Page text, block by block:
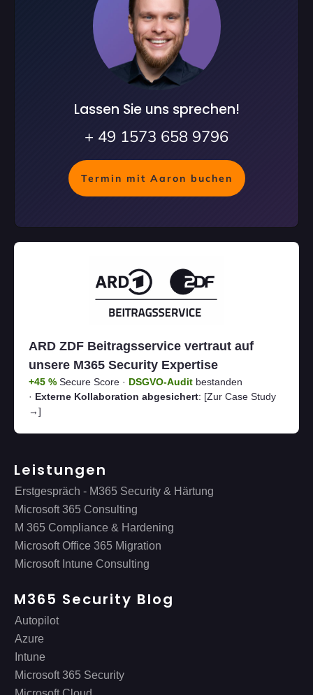
Lassen Sie uns sprechen!
+ 49 1573 658 9796
Termin mit Aaron buchen
ARD ZDF Beitragsservice vertraut auf
unsere M365 Security Expertise
+45 % Secure Score · DSGVO-Audit bestanden
· Externe Kollaboration abgesichert: [Zur Case Study
→]
Leistungen
Erstgespräch - M365 Security & Härtung
Microsoft 365 Consulting
M 365 Compliance & Hardening
Microsoft Office 365 Migration
Microsoft Intune Consulting
M365 Security Blog
Autopilot
Azure
Intune
Microsoft 365 Security